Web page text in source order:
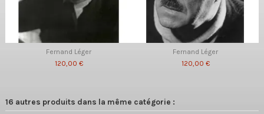
Fernand Léger
120,00 €
Fernand Léger
120,00 €
16 autres produits dans la même catégorie :